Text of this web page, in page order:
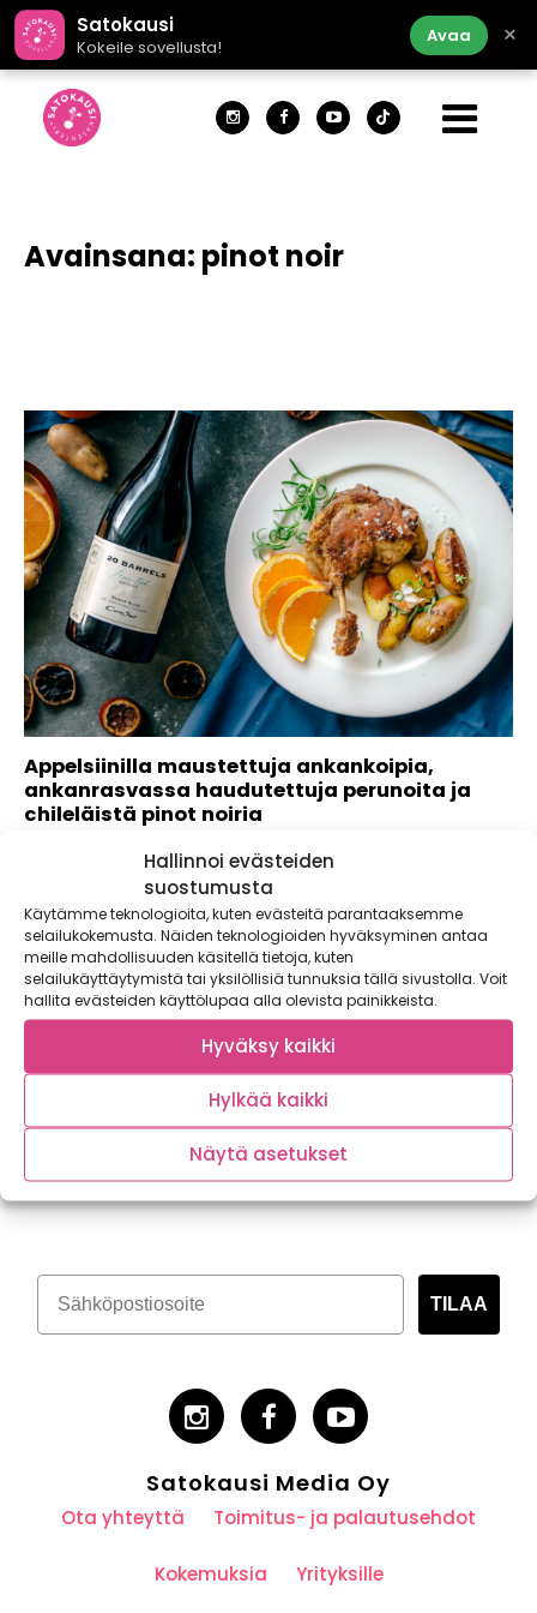
Hallinnoi evästeiden
suostumusta
Käytämme teknologioita, kuten evästeitä parantaaksemme
selailukokemusta. Näiden teknologioiden hyväksyminen antaa
meille mahdollisuuden käsitellä tietoja, kuten
selailukäyttäytymistä tai yksilöllisiä tunnuksia tällä sivustolla. Voit
hallita evästeiden käyttölupaa alla olevista painikkeista.
Hyväksy kaikki
Hylkää kaikki
Näytä asetukset
Satokausi
Kokeile sovellusta!
Avaa ×
Avainsana: pinot noir
Appelsiinilla maustettuja ankankoipia,
ankanrasvassa haudutettuja perunoita ja
chileläistä pinot noiria
Appelsiinia ja meheviä ankankoipia! Appelsiinilla,
valkosipulilla ja viisimausteella maustetut koivet tarjoillaan
ankanrasvassa kypsennettyjen...
Tilaa kasvispitoinen uutiskirje
TILAA
Satokausi Media Oy
Ota yhteyttä Toimitus- ja palautusehdot
Kokemuksia Yrityksille